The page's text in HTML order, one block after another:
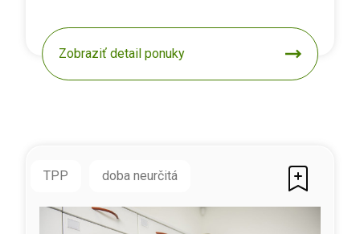
Zobraziť detail ponuky
TPP doba neurčitá